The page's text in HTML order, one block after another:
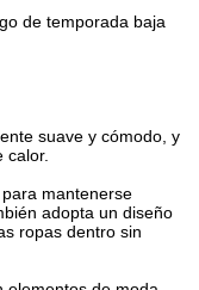
de temporada baja
suave y cómodo, y
calor.
mantenerse
adopta un diseño
ropas dentro sin